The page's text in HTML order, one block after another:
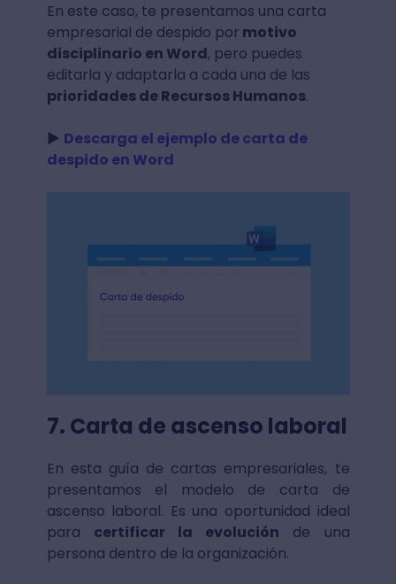
En este caso, te presentamos una carta
empresarial de despido por motivo
disciplinario en Word, pero puedes
editarla y adaptarla a cada una de las
prioridades de Recursos Humanos.
► Descarga el ejemplo de carta de
despido en Word
7. Carta de ascenso laboral
En esta guía de cartas empresariales, te
presentamos el modelo de carta de
ascenso laboral. Es una oportunidad ideal
para certificar la evolución de una
persona dentro de la organización.